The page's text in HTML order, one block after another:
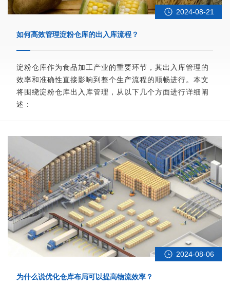
2024-08-21
如何高效管理淀粉仓库的出入库流程？
淀粉仓库作为食品加工产业的重要环节，其出入库管理的
效率和准确性直接影响到整个生产流程的顺畅进行。本文
将围绕淀粉仓库出入库管理，从以下几个方面进行详细阐
述：
2024-08-06
为什么说优化仓库布局可以提高物流效率？